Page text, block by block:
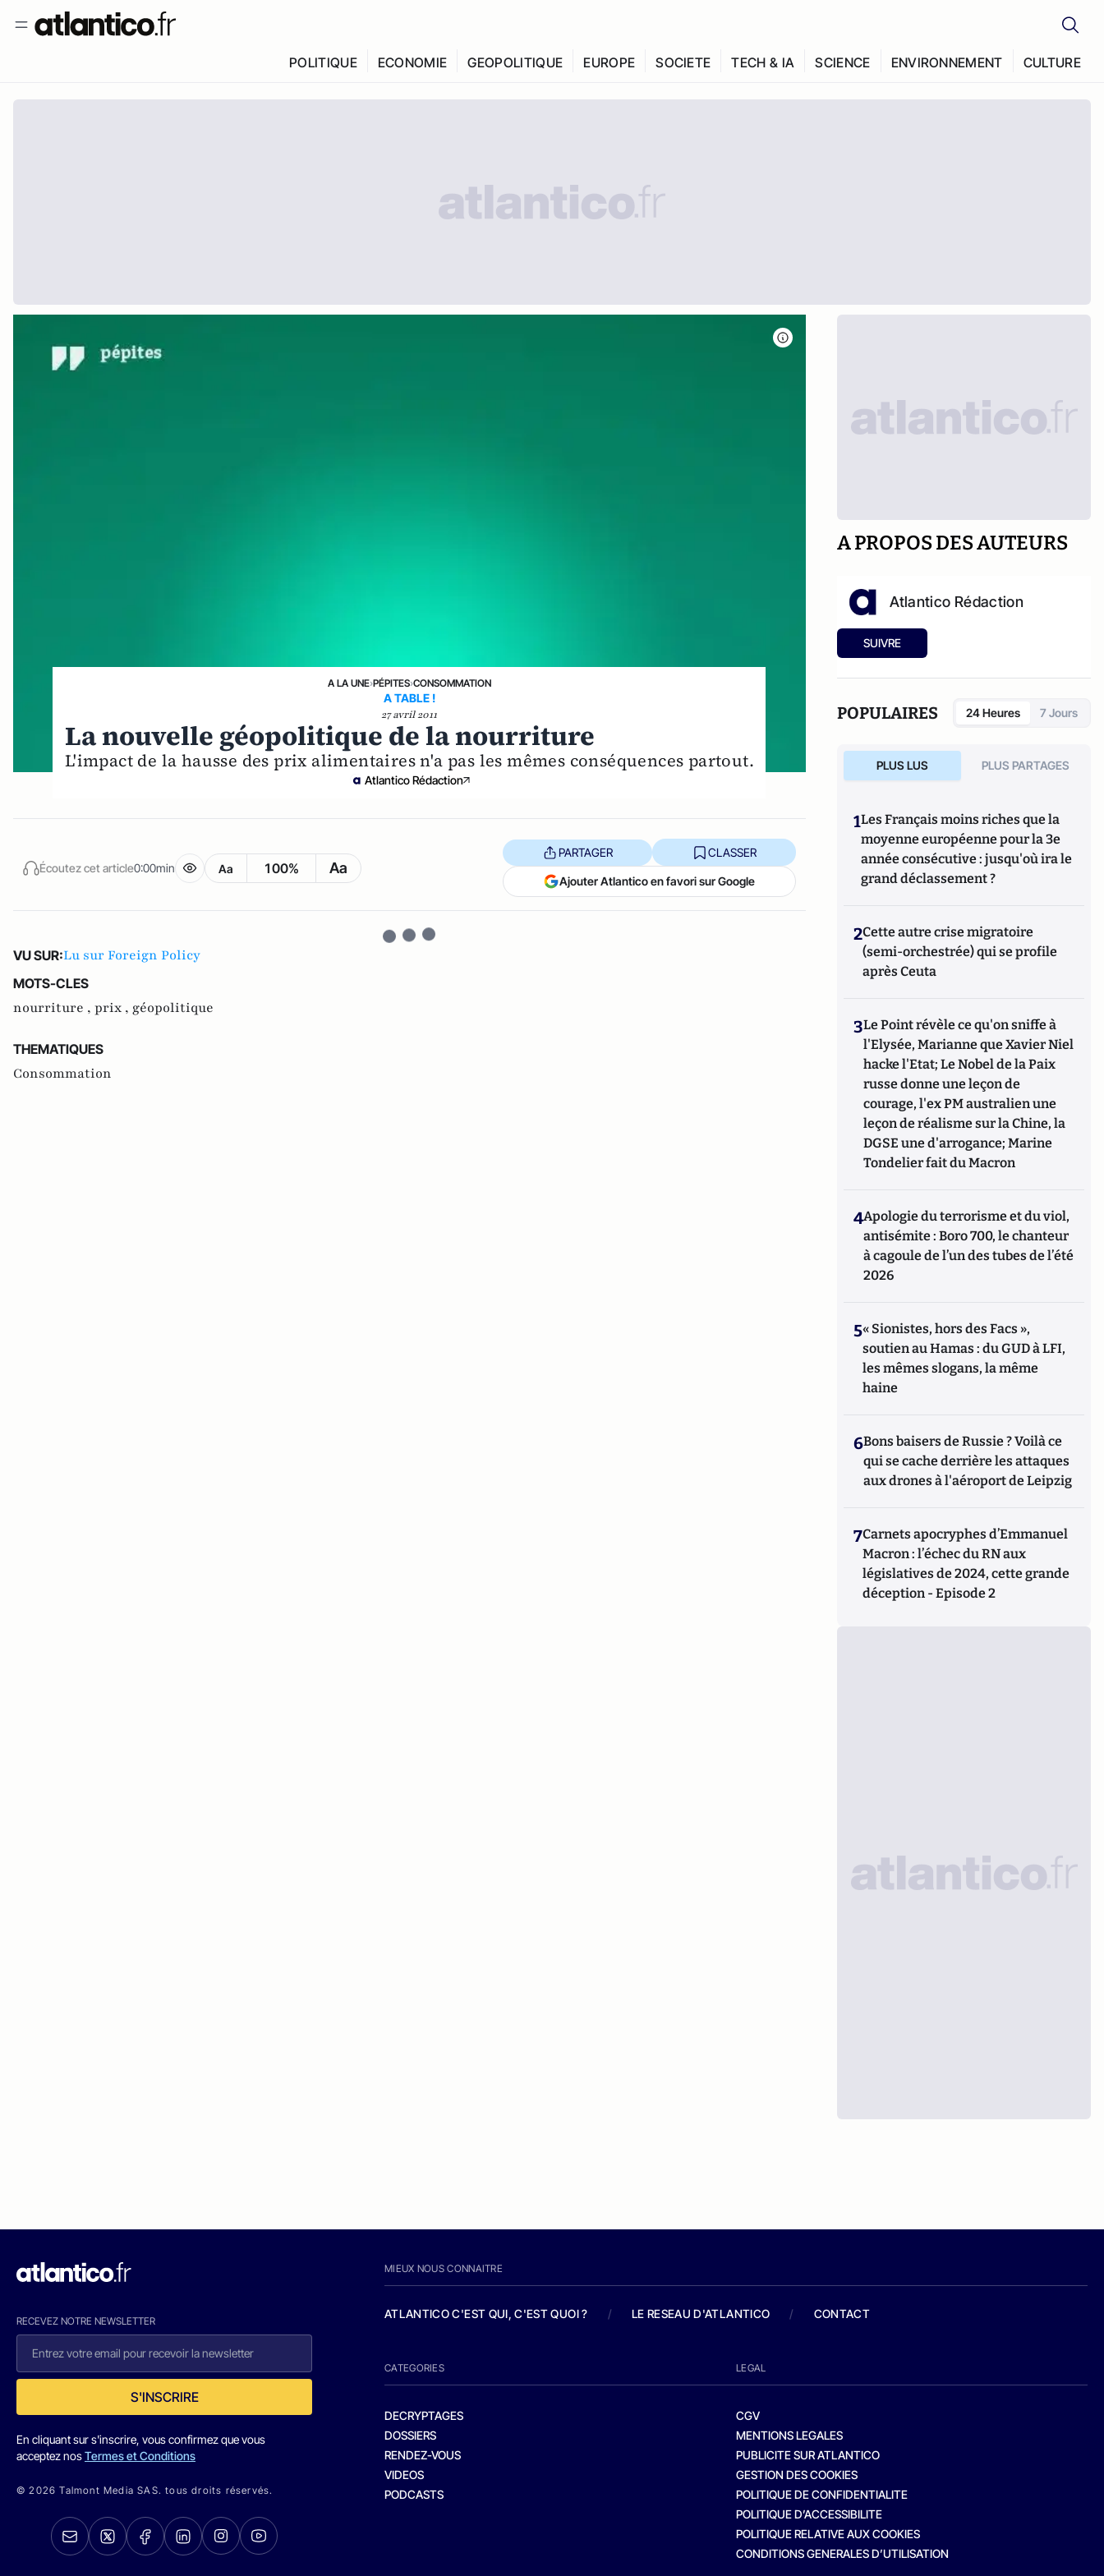
POLITIQUE ECONOMIE GEOPOLITIQUE EUROPE SOCIETE TECH & IA SCIENCE ENVIRONNEMENT CULTURE
A LA UNE›PÉPITES›CONSOMMATION
A TABLE !
27 avril 2011
La nouvelle géopolitique de la nourriture
L'impact de la hausse des prix alimentaires n'a pas les mêmes conséquences partout.
Atlantico Rédaction
Écoutez cet article0:00min Aa 100% Aa
PARTAGER CLASSER
Ajouter Atlantico en favori sur Google
VU SUR:Lu sur Foreign Policy
MOTS-CLES
nourriture , prix , géopolitique
THEMATIQUES
Consommation
A PROPOS DES AUTEURS
Atlantico Rédaction
SUIVRE
POPULAIRES 24 Heures 7 Jours
PLUS LUS PLUS PARTAGES
1Les Français moins riches que la
moyenne européenne pour la 3e
année consécutive : jusqu'où ira le
grand déclassement ?
2Cette autre crise migratoire
(semi-orchestrée) qui se profile
après Ceuta
3Le Point révèle ce qu'on sniffe à
l'Elysée, Marianne que Xavier Niel
hacke l'Etat; Le Nobel de la Paix
russe donne une leçon de
courage, l'ex PM australien une
leçon de réalisme sur la Chine, la
DGSE une d'arrogance; Marine
Tondelier fait du Macron
4Apologie du terrorisme et du viol,
antisémite : Boro 700, le chanteur
à cagoule de l’un des tubes de l’été
2026
5« Sionistes, hors des Facs »,
soutien au Hamas : du GUD à LFI,
les mêmes slogans, la même
haine
6Bons baisers de Russie ? Voilà ce
qui se cache derrière les attaques
aux drones à l'aéroport de Leipzig
7Carnets apocryphes d’Emmanuel
Macron : l’échec du RN aux
législatives de 2024, cette grande
déception - Episode 2
RECEVEZ NOTRE NEWSLETTER
S'INSCRIRE
En cliquant sur s'inscrire, vous confirmez que vous
acceptez nosTermes et Conditions
© 2026 Talmont Media SAS. tous droits réservés.
MIEUX NOUS CONNAITRE
ATLANTICO C'EST QUI, C'EST QUOI ? / LE RESEAU D'ATLANTICO / CONTACT
CATEGORIES
DECRYPTAGES
DOSSIERS
RENDEZ-VOUS
VIDEOS
PODCASTS
LEGAL
CGV
MENTIONS LEGALES
PUBLICITE SUR ATLANTICO
GESTION DES COOKIES
POLITIQUE DE CONFIDENTIALITE
POLITIQUE D’ACCESSIBILITE
POLITIQUE RELATIVE AUX COOKIES
CONDITIONS GENERALES D’UTILISATION